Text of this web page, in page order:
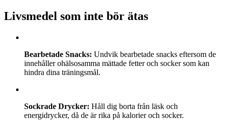
Livsmedel som inte bör ätas
Bearbetade Snacks: Undvik bearbetade snacks eftersom de
innehåller ohälsosamma mättade fetter och socker som kan
hindra dina träningsmål.
Sockrade Drycker: Håll dig borta från läsk och
energidrycker, då de är rika på kalorier och socker.